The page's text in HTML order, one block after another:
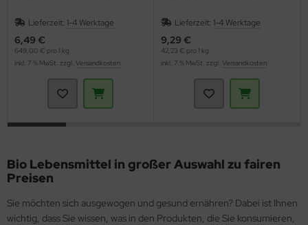
Lieferzeit: 1-4 Werktage
6,49 €
649,00 € pro 1 kg
inkl. 7 % MwSt. zzgl. Versandkosten
Lieferzeit: 1-4 Werktage
9,29 €
42,23 € pro 1 kg
inkl. 7 % MwSt. zzgl. Versandkosten
Bio Lebensmittel in großer Auswahl zu fairen
Preisen
Sie möchten sich ausgewogen und gesund ernähren? Dabei ist Ihnen
wichtig, dass Sie wissen, was in den Produkten, die Sie konsumieren,